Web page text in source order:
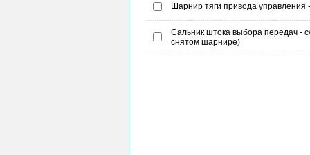
Шарнир тяги привода управления
Сальник штока выбора передач -
снятом шарнире)